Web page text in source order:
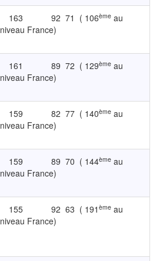
163 92 71 ( 106ème au
niveau France)
161 89 72 ( 129ème au
niveau France)
159 82 77 ( 140ème au
niveau France)
159 89 70 ( 144ème au
niveau France)
155 92 63 ( 191ème au
niveau France)